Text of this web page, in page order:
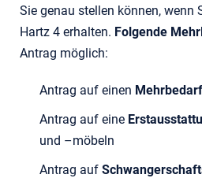
Sie genau stellen können, wenn
Hartz 4 erhalten. Folgende
Antrag möglich:
Antrag auf einen Mehrbedarf
Antrag auf eine
und –möbeln
Antrag auf